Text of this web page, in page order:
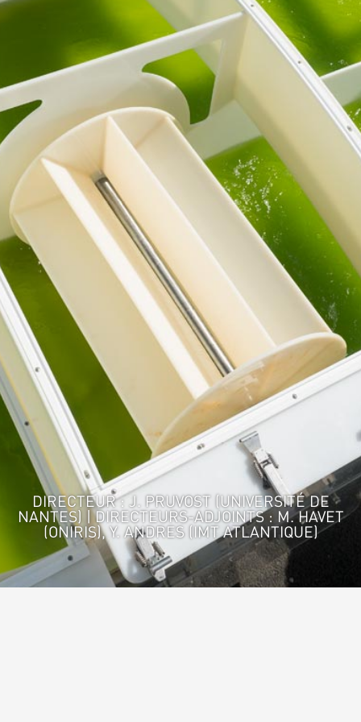
DIRECTEUR : J. PRUVOST (UNIVERSITÉ DE
NANTES) | DIRECTEURS-ADJOINTS : M. HAVET
(ONIRIS), Y. ANDRES (IMT ATLANTIQUE)
Accueil